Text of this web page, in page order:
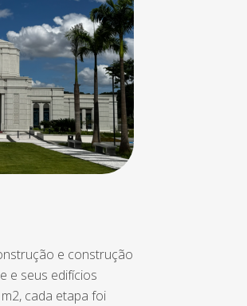
e construção
e seus edifícios
cada etapa foi